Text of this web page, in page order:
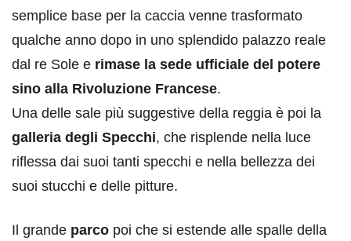
semplice base per la caccia venne trasformato
qualche anno dopo in uno splendido palazzo reale
dal re Sole e rimase la sede ufficiale del potere
sino alla Rivoluzione Francese.
Una delle sale più suggestive della reggia è poi la
galleria degli Specchi, che risplende nella luce
riflessa dai suoi tanti specchi e nella bellezza dei
suoi stucchi e delle pitture.
Il grande parco poi che si estende alle spalle della